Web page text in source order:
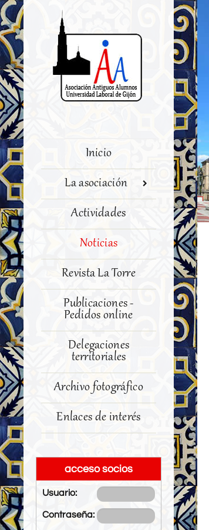
Inicio
La asociación
Actividades
Noticias
Revista La Torre
Publicaciones -
Pedidos online
Delegaciones
territoriales
Archivo fotográfico
Enlaces de interés
acceso socios
Usuario:
Contraseña: